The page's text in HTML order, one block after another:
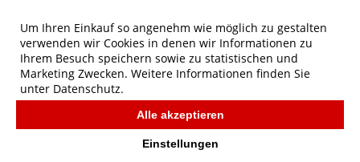
Ladies' Klassischer Kapuzenpullover
FRUIT OF THE LOOM
Um Ihren Einkauf so angenehm wie möglich zu gestalten
verwenden wir Cookies in denen wir Informationen zu
Ihrem Besuch speichern sowie zu statistischen und
Marketing Zwecken. Weitere Informationen finden Sie
unter Datenschutz.
Alle akzeptieren
Einstellungen